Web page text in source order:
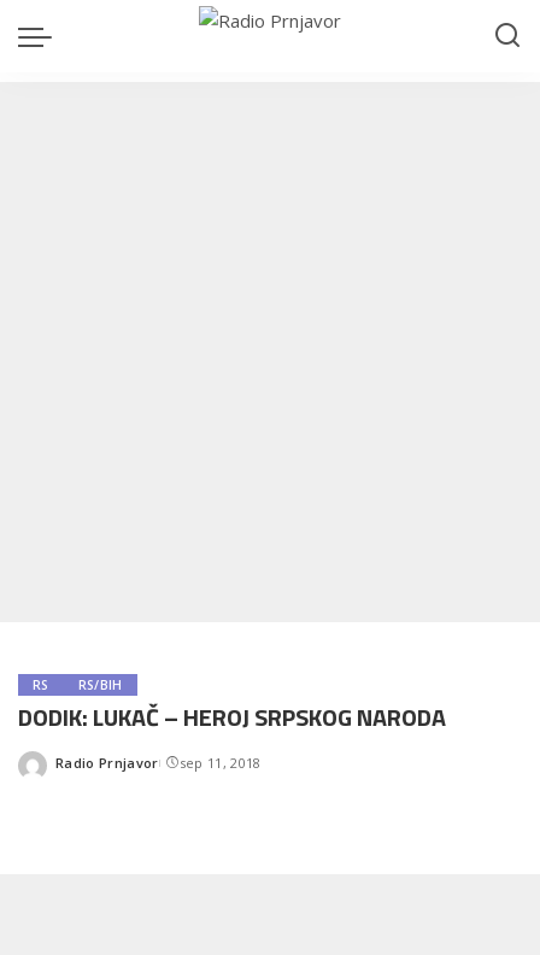
RS RS/BIH
DODIK: LUKAČ – HEROJ SRPSKOG NARODA
Posted
Radio Prnjavor sep 11, 2018